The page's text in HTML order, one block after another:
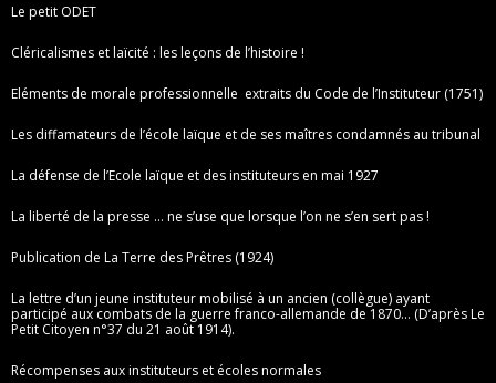
Le petit ODET
Cléricalismes et laïcité : les leçons de l’histoire !
Eléments de morale professionnelle extraits du Code de l’Instituteur (1751)
Les diffamateurs de l’école laïque et de ses maîtres condamnés au tribunal
La défense de l’Ecole laïque et des instituteurs en mai 1927
La liberté de la presse … ne s’use que lorsque l’on ne s’en sert pas !
Publication de La Terre des Prêtres (1924)
La lettre d’un jeune instituteur mobilisé à un ancien (collègue) ayant
participé aux combats de la guerre franco-allemande de 1870… (D’après Le
Petit Citoyen n°37 du 21 août 1914).
Récompenses aux instituteurs et écoles normales